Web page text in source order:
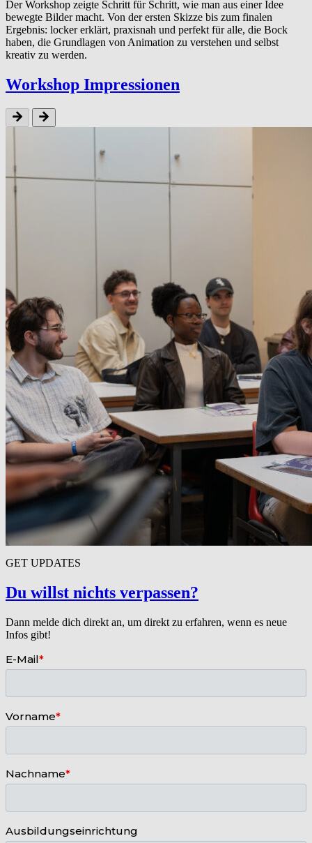
Der Workshop zeigte Schritt für Schritt, wie man aus einer Idee
bewegte Bilder macht. Von der ersten Skizze bis zum finalen
Ergebnis: locker erklärt, praxisnah und perfekt für alle, die Bock
haben, die Grundlagen von Animation zu verstehen und selbst
kreativ zu werden.
Workshop Impres­sio­nen
GET UPDATES
Du willst nichts verpassen?
Dann melde dich direkt an, um direkt zu erfahren, wenn es neue
Infos gibt!